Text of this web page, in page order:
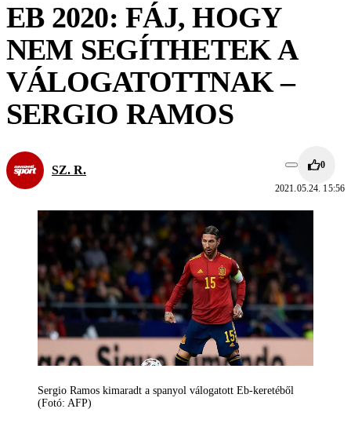
EB 2020: FÁJ, HOGY
NEM SEGÍTHETEK A
VÁLOGATOTTNAK –
SERGIO RAMOS
SZ. R. 0
2021.05.24. 15:56
Sergio Ramos kimaradt a spanyol válogatott Eb-keretéből
(Fotó: AFP)